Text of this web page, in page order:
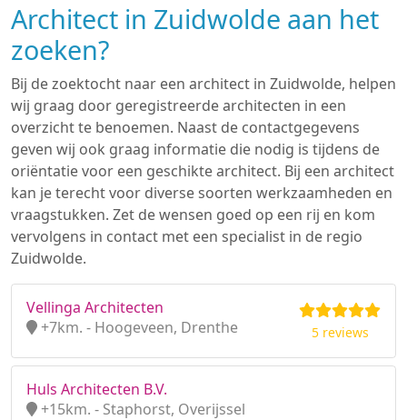
Architect in Zuidwolde aan het
zoeken?
Bij de zoektocht naar een architect in Zuidwolde, helpen
wij graag door geregistreerde architecten in een
overzicht te benoemen. Naast de contactgegevens
geven wij ook graag informatie die nodig is tijdens de
oriëntatie voor een geschikte architect. Bij een architect
kan je terecht voor diverse soorten werkzaamheden en
vraagstukken. Zet de wensen goed op een rij en kom
vervolgens in contact met een specialist in de regio
Zuidwolde.
Vellinga Architecten
+7km. - Hoogeveen, Drenthe
5 reviews
Huls Architecten B.V.
+15km. - Staphorst, Overijssel